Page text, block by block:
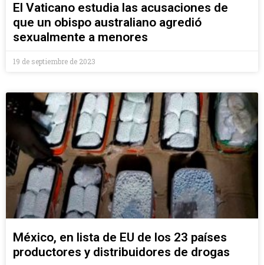
El Vaticano estudia las acusaciones de
que un obispo australiano agredió
sexualmente a menores
19 de septiembre de 2023
México, en lista de EU de los 23 países
productores y distribuidores de drogas